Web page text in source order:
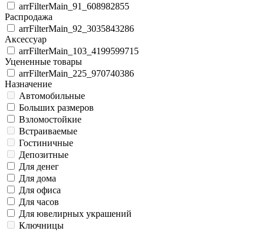
arrFilterMain_91_608982855
Распродажа
arrFilterMain_92_3035843286
Аксессуар
arrFilterMain_103_4199599715
Уцененные товары
arrFilterMain_225_970740386
Назначение
Автомобильные
Больших размеров
Взломостойкие
Встраиваемые
Гостиничные
Депозитные
Для денег
Для дома
Для офиса
Для часов
Для ювелирных украшений
Ключницы